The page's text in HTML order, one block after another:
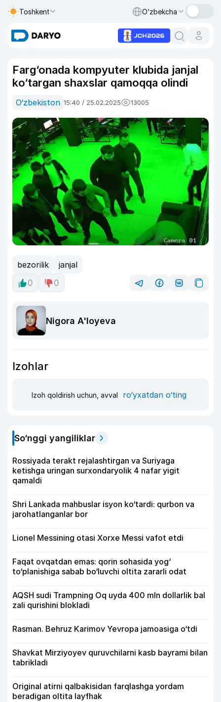
Toshkent O‘zbekcha
Farg‘onada kompyuter klubida janjal
ko‘targan shaxslar qamoqqa olindi
O‘zbekiston 15:40 / 25.02.2025 13005
bezorilik
janjal
0
0
Nigora A'loyeva
Izohlar
Izoh qoldirish uchun, avval ro‘yxatdan o‘ting
So‘nggi yangiliklar
Rossiyada terakt rejalashtirgan va Suriyaga
ketishga uringan surxondaryolik 4 nafar yigit
qamaldi
Shri Lankada mahbuslar isyon ko‘tardi: qurbon va
jarohatlanganlar bor
Lionel Messining otasi Xorxe Messi vafot etdi
Faqat ovqatdan emas: qorin sohasida yog‘
to‘planishiga sabab bo‘luvchi oltita zararli odat
AQSH sudi Trampning Oq uyda 400 mln dollarlik bal
zali qurishini blokladi
Rasman. Behruz Karimov Yevropa jamoasiga o‘tdi
Shavkat Mirziyoyev quruvchilarni kasb bayrami bilan
tabrikladi
Original atirni qalbakisidan farqlashga yordam
beradigan oltita layfhak